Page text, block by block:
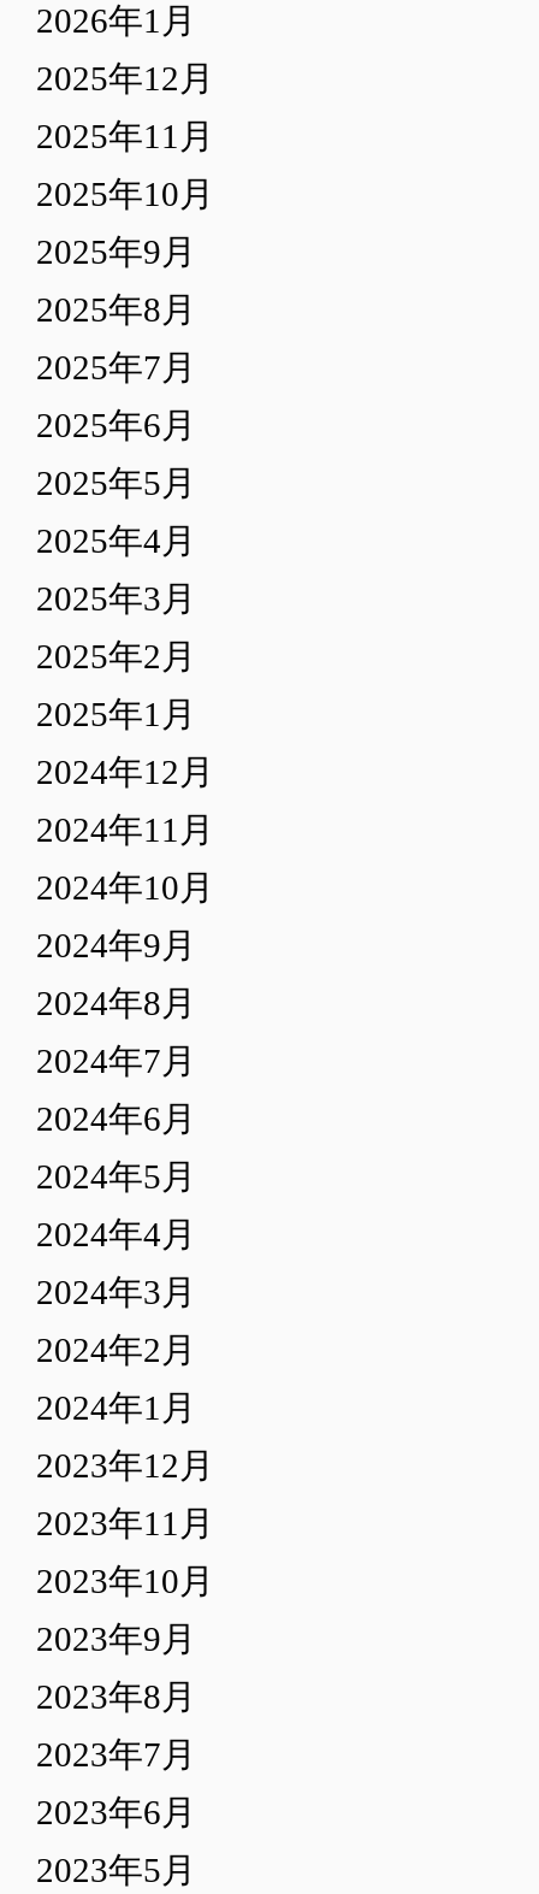
2026年1月
2025年12月
2025年11月
2025年10月
2025年9月
2025年8月
2025年7月
2025年6月
2025年5月
2025年4月
2025年3月
2025年2月
2025年1月
2024年12月
2024年11月
2024年10月
2024年9月
2024年8月
2024年7月
2024年6月
2024年5月
2024年4月
2024年3月
2024年2月
2024年1月
2023年12月
2023年11月
2023年10月
2023年9月
2023年8月
2023年7月
2023年6月
2023年5月